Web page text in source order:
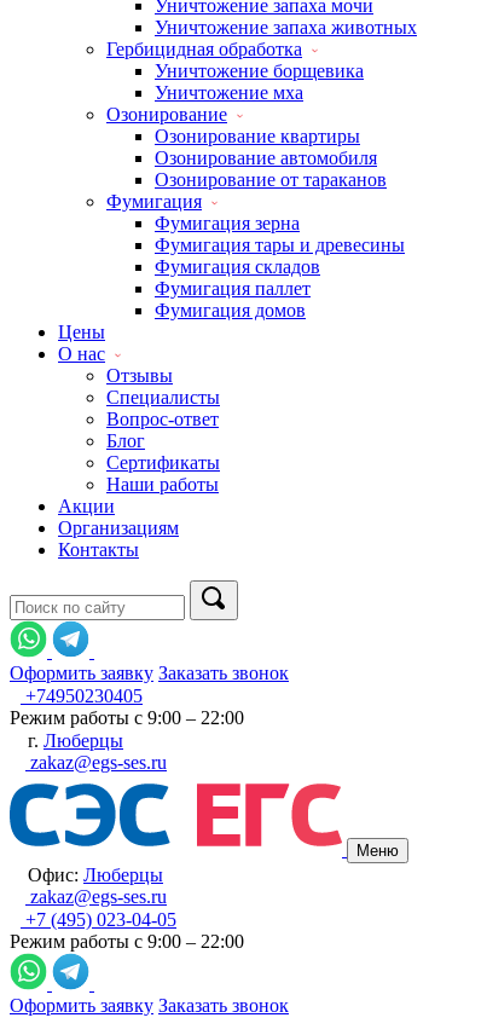
Уничтожение запаха мочи
Уничтожение запаха животных
Гербицидная обработка
Уничтожение борщевика
Уничтожение мха
Озонирование
Озонирование квартиры
Озонирование автомобиля
Озонирование от тараканов
Фумигация
Фумигация зерна
Фумигация тары и древесины
Фумигация складов
Фумигация паллет
Фумигация домов
Цены
О нас
Отзывы
Специалисты
Вопрос-ответ
Блог
Сертификаты
Наши работы
Акции
Организациям
Контакты
Оформить заявку Заказать звонок
+74950230405
Режим работы с 9:00 – 22:00
г. Люберцы
zakaz@egs-ses.ru
Меню
Офис: Люберцы
zakaz@egs-ses.ru
+7 (495) 023-04-05
Режим работы с 9:00 – 22:00
Оформить заявку Заказать звонок